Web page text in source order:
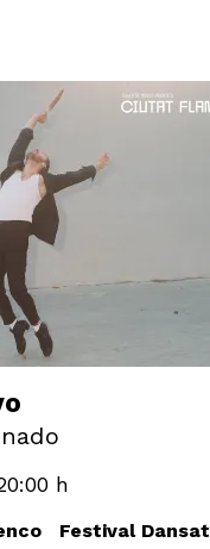
h
Festival Dansat